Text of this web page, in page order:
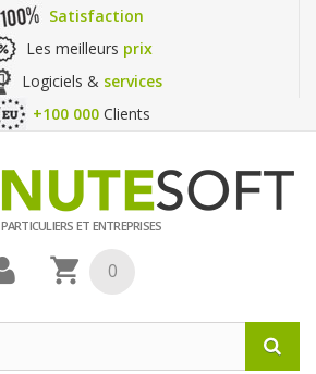
Satisfaction
Les meilleurs prix
Logiciels & services
+100 000 Clients
PARTICULIERS ET ENTREPRISES
0